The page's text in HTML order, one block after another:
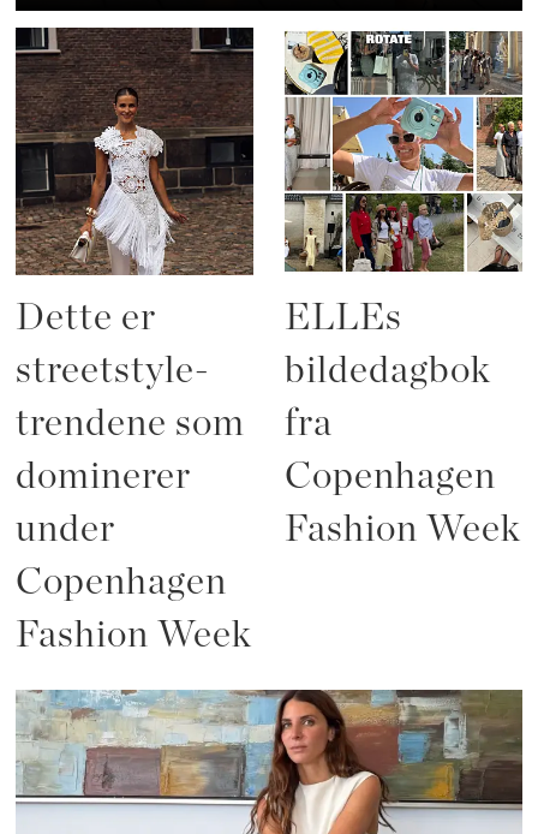
Dette er
streetstyle-
trendene som
dominerer
under
Copenhagen
Fashion Week
ELLEs
bildedagbok
fra
Copenhagen
Fashion Week